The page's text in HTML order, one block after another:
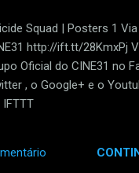
Squad | Posters 1
http://ift.tt/28KmxPj
Oficial do CINE31 no
, o Google+ e o
IFTTT